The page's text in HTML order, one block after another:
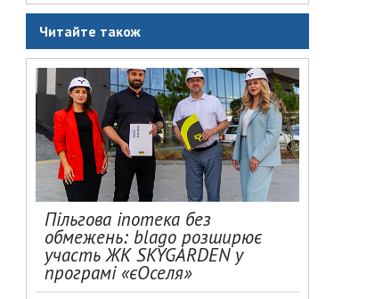
Читайте також
Пільгова іпотека без
обмежень: blago розширює
участь ЖК SKYGARDEN у
програмі «єОселя»